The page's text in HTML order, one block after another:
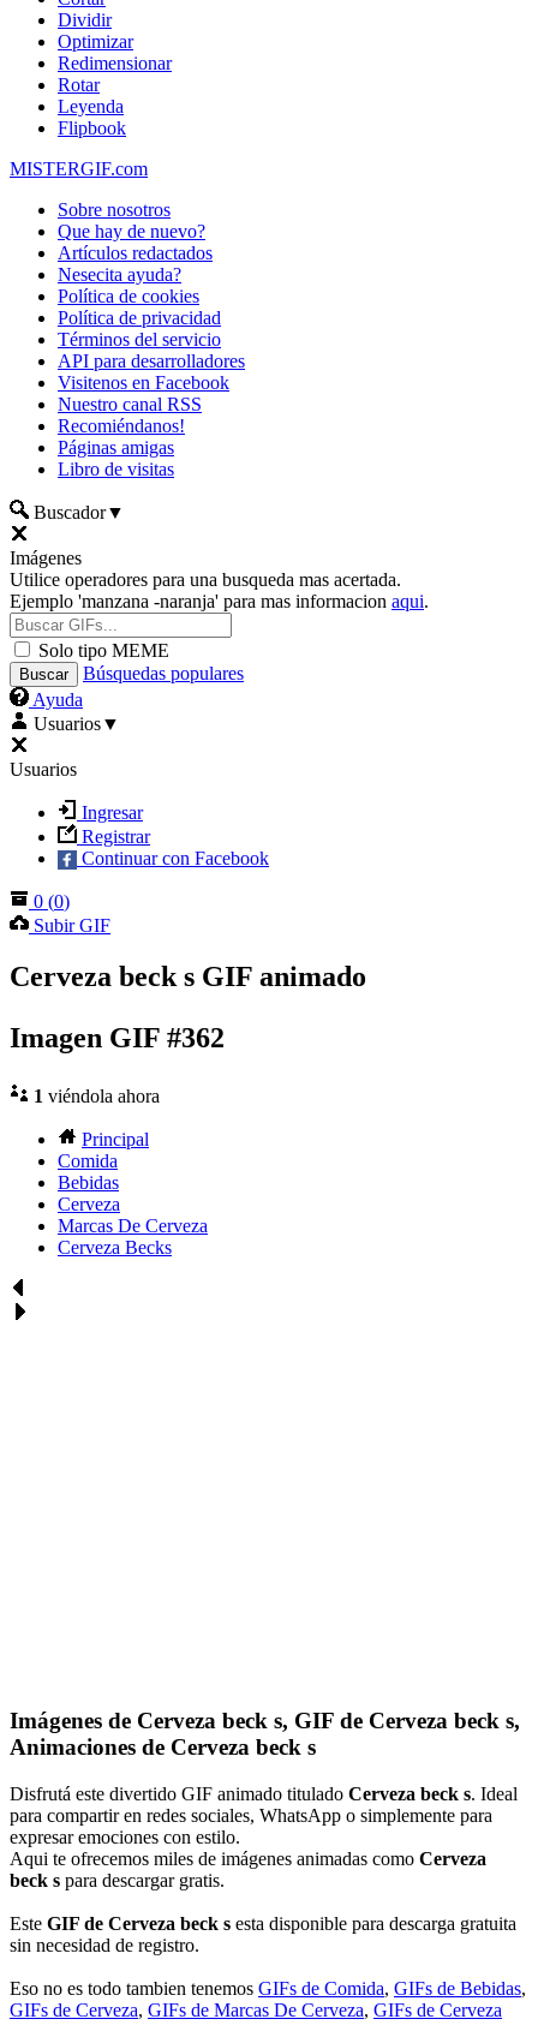
Dividir
Optimizar
Redimensionar
Rotar
Leyenda
Flipbook
MISTERGIF.com
Sobre nosotros
Que hay de nuevo?
Artículos redactados
Nesecita ayuda?
Política de cookies
Política de privacidad
Términos del servicio
API para desarrolladores
Visitenos en Facebook
Nuestro canal RSS
Recomiéndanos!
Páginas amigas
Libro de visitas
Buscador▼
Imágenes
Utilice operadores para una busqueda mas acertada.
Ejemplo 'manzana -naranja' para mas informacion aqui.
Solo tipo MEME
Búsquedas populares
Ayuda
Usuarios▼
Usuarios
Ingresar
Registrar
Continuar con Facebook
0 (0)
Subir GIF
Cerveza beck s GIF animado
Imagen GIF #362
1 viéndola ahora
Principal
Comida
Bebidas
Cerveza
Marcas De Cerveza
Cerveza Becks
Imágenes de Cerveza beck s, GIF de Cerveza beck s,
Animaciones de Cerveza beck s
Disfrutá este divertido GIF animado titulado Cerveza beck s. Ideal
para compartir en redes sociales, WhatsApp o simplemente para
expresar emociones con estilo.
Aqui te ofrecemos miles de imágenes animadas como Cerveza
beck s para descargar gratis.
Este GIF de Cerveza beck s esta disponible para descarga gratuita
sin necesidad de registro.
Eso no es todo tambien tenemos GIFs de Comida, GIFs de Bebidas,
GIFs de Cerveza, GIFs de Marcas De Cerveza, GIFs de Cerveza